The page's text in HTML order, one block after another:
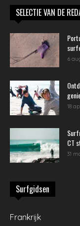
SELECTIE VAN DE
6
18
CT
31
Surfgidsen
Frankrijk